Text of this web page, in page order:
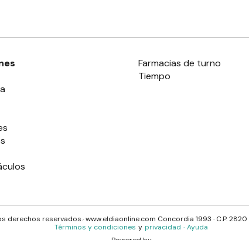
Farmacias de turno
Tiempo
derechos reservados.· www.eldiaonline.com Concordia 1993 · C.P.2820
Términos y condiciones y privacidad · Ayuda